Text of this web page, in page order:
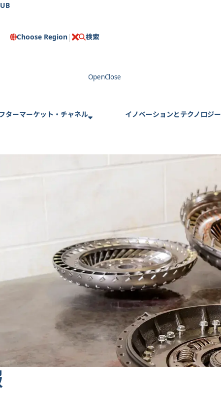
Choose Region 検索
s
ターマーケット・チャネル イノベーションとテクノロジー